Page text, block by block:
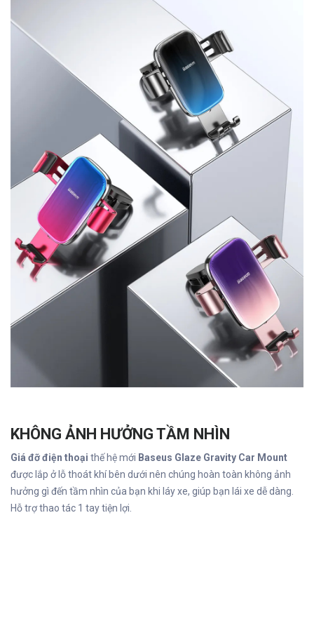
KHÔNG ẢNH HƯỞNG TẦM NHÌN
Giá đỡ điện thoại thế hệ mới Baseus Glaze Gravity Car Mount
được lắp ở lỗ thoát khí bên dưới nên chúng hoàn toàn không ảnh
hưởng gì đến tầm nhìn của bạn khi láy xe, giúp bạn lái xe dễ dàng.
Hỗ trợ thao tác 1 tay tiện lợi.